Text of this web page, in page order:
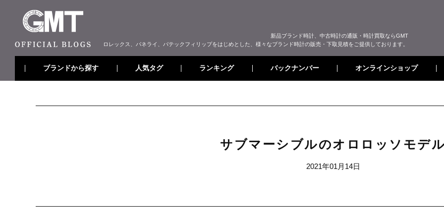
新品ブランド時計、中古時計の通販・時計買取ならGMT
ロレックス、パネライ、パテックフィリップをはじめとした、様々なブランド時計の販売・下取見積をご提供しております。
ブランドから探す 人気タグ ランキング バックナンバー オンラインショップ
サブマーシブルのオロロッソモデ
2021年01月14日